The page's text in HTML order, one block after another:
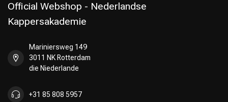
Official Webshop - Nederlandse
Kappersakademie
Mariniersweg 149
3011 NK Rotterdam
die Niederlande
+31 85 808 5957